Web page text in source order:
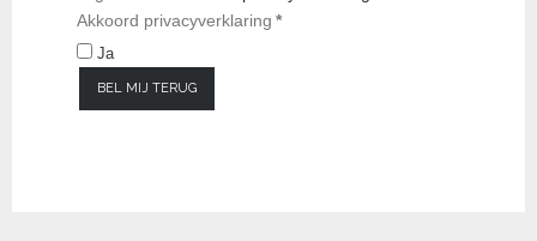
Akkoord privacyverklaring *
Ja
BEL MIJ TERUG